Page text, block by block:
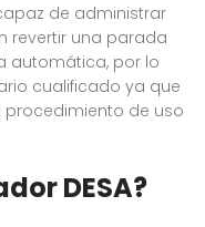
de administrar
revertir una parada
automática, por lo
cualificado ya que
procedimiento de uso
DESA?